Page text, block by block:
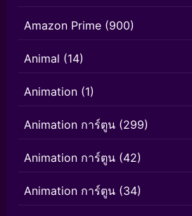
Amazon Prime (900)
Animal (14)
Animation (1)
Animation การ์ตูน (299)
Animation การ์ตูน (42)
Animation การ์ตูน (34)